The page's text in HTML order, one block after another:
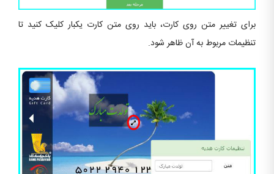
برای تغییر متن روی کارت، باید روی متن کارت یکبار کلیک کنید تا
تنظیمات مربوط به آن ظاهر شود.